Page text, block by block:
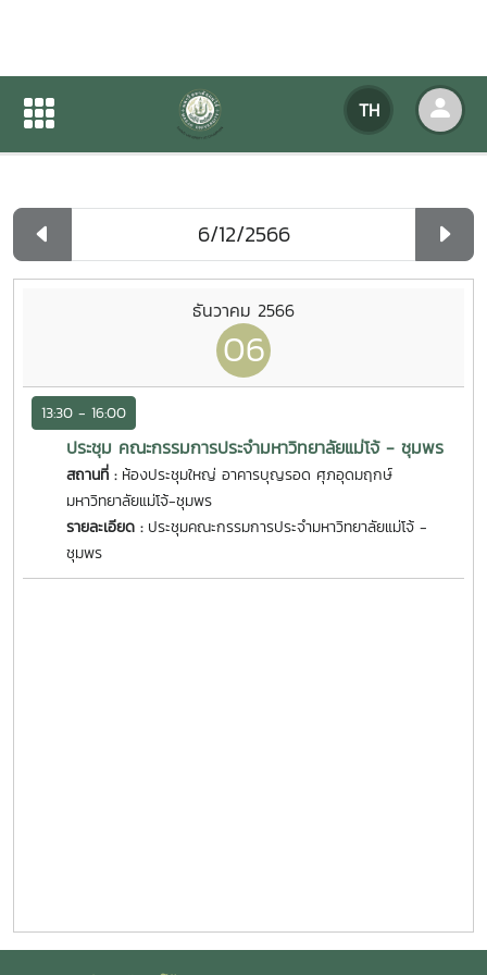
TH
ปฏิทินกิจกรรมของหน่วยงาน
ปฏิทินกิจกรรมของหน่วยงาน
ธันวาคม 2566
06
13:30 - 16:00
ประชุม คณะกรรมการประจำมหาวิทยาลัยแม่โจ้ - ชุมพร
สถานที่ : ห้องประชุมใหญ่ อาคารบุญรอด ศุภอุดมฤกษ์
มหาวิทยาลัยแม่โจ้-ชุมพร
รายละเอียด : ประชุมคณะกรรมการประจำมหาวิทยาลัยแม่โจ้ -
ชุมพร